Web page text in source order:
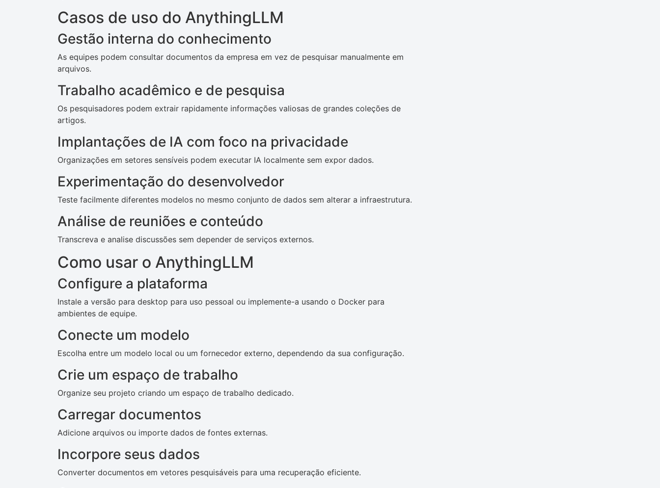
Casos de uso do AnythingLLM
Gestão interna do conhecimento
As equipes podem consultar documentos da empresa em vez de pesquisar manualmente em
arquivos.
Trabalho acadêmico e de pesquisa
Os pesquisadores podem extrair rapidamente informações valiosas de grandes coleções de
artigos.
Implantações de IA com foco na privacidade
Organizações em setores sensíveis podem executar IA localmente sem expor dados.
Experimentação do desenvolvedor
Teste facilmente diferentes modelos no mesmo conjunto de dados sem alterar a infraestrutura.
Análise de reuniões e conteúdo
Transcreva e analise discussões sem depender de serviços externos.
Como usar o AnythingLLM
Configure a plataforma
Instale a versão para desktop para uso pessoal ou implemente-a usando o Docker para
ambientes de equipe.
Conecte um modelo
Escolha entre um modelo local ou um fornecedor externo, dependendo da sua configuração.
Crie um espaço de trabalho
Organize seu projeto criando um espaço de trabalho dedicado.
Carregar documentos
Adicione arquivos ou importe dados de fontes externas.
Incorpore seus dados
Converter documentos em vetores pesquisáveis ​​para uma recuperação eficiente.